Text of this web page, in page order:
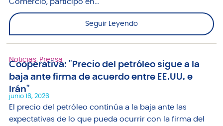
Seguir Leyendo
Noticias, Prensa
Cooperativa: "Precio del petróleo sigue a la
baja ante firma de acuerdo entre EE.UU. e
Irán"
junio 16, 2026
El precio del petróleo continúa a la baja ante las
expectativas de lo que pueda ocurrir con la firma del